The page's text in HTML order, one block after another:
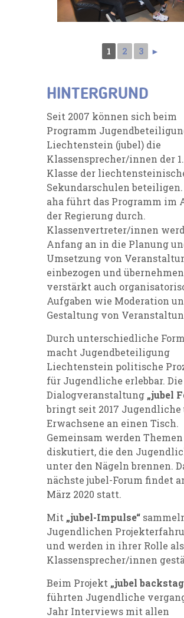
1 2 3 ►
HINTERGRUND
Seit 2007 können sich beim
Programm
Liechtenstein (jubel) die
Klassensprecher/innen der 1.
Klasse der
Sekundarschulen beteiligen.
aha führt das Programm im
der Regierung durch.
Klassenvertreter/innen
Anfang an in die Planung
Umsetzung von
einbezogen und übernehmen
verstärkt auch
Aufgaben wie Moderation
Gestaltung von
Durch unterschiedliche
macht Jugendbeteiligung
Liechtenstein politische
für Jugendliche erlebbar. Die
Dialogveranstaltung „jubel
bringt seit 2017 Jugendliche
Erwachsene an einen Tisch.
Gemeinsam werden Themen
diskutiert, die den
unter den Nägeln brennen.
nächste jubel-Forum findet
März 2020 statt.
Mit „jubel-Impulse“
Jugendlichen
und werden in ihrer Rolle als
Klassensprecher/innen
Beim Projekt „jubel
führten Jugendliche
Jahr Interviews mit allen